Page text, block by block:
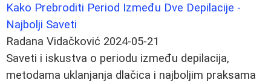
Kako Prebroditi Period Između Dve Depilacije -
Najbolji Saveti
Radana Vidačković 2024-05-21
Saveti i iskustva o periodu između depilacija,
metodama uklanjanja dlačica i najboljim praksama